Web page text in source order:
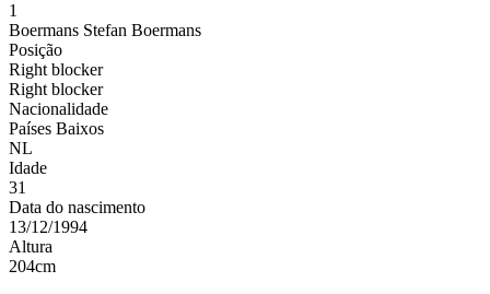
1
Boermans Stefan Boermans
Posição
Right blocker
Right blocker
Nacionalidade
Países Baixos
NL
Idade
31
Data do nascimento
13/12/1994
Altura
204cm